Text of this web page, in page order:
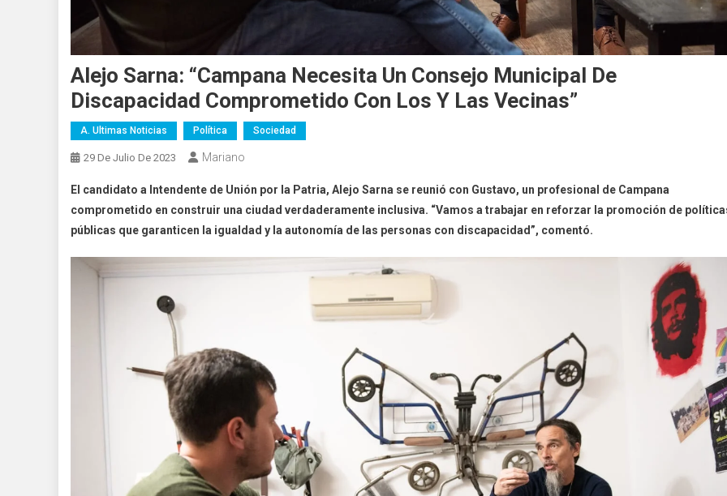
Alejo Sarna: “Campana Necesita Un Consejo Municipal De
Discapacidad Comprometido Con Los Y Las Vecinas”
A. Ultimas Noticias Política Sociedad
29 De Julio De 2023 Mariano
El candidato a Intendente de Unión por la Patria, Alejo Sarna se reunió con Gustavo, un profesional de Campana
comprometido en construir una ciudad verdaderamente inclusiva. “Vamos a trabajar en reforzar la promoción de
públicas que garanticen la igualdad y la autonomía de las personas con discapacidad”, comentó.